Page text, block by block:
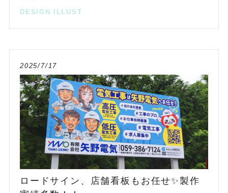
DESIGN ILLUST
2025/7/17
ロードサイン、店舗看板もお任せ✨製作